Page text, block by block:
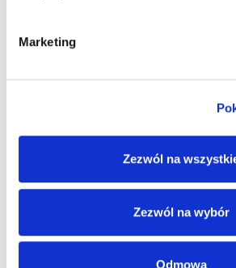
Marketing
Zezwól na
Zezwól na wybór
Odmowa
Dziwię się dla czego nie
jazd /o ile ona istnieje/?
sposobów uwierzytelniania